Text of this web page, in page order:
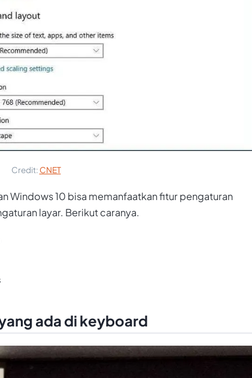
Credit: CNET
Windows 10 bisa memanfaatkan fitur pengaturan
layar. Berikut caranya.
ada di keyboard